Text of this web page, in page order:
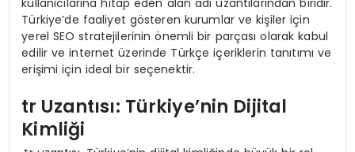
Türkiye’de faaliyet gösteren kurumlar ve kişiler için
yerel SEO stratejilerinin önemli bir parçası olarak kabul
edilir ve internet üzerinde Türkçe içeriklerin tanıtımı ve
erişimi için ideal bir seçenektir.
tr Uzantısı: Türkiye’nin Dijital
Kimliği